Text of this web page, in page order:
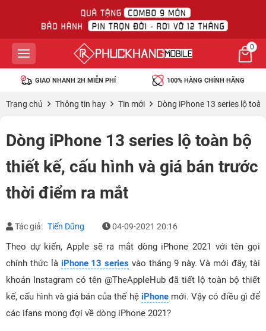
0
GIAO NHANH 2H MIỄN PHÍ 100% HÀNG CHÍNH HÃNG
Trang chủ Thông tin hay Tin mới Dòng iPhone 13 series lộ
Dòng iPhone 13 series lộ toàn bộ
thiết kế, cấu hình và giá bán trước
thời điểm ra mắt
Tác giả: Tiến Dũng 04-09-2021 20:16
Theo dự kiến, Apple sẽ ra mắt dòng iPhone 2021 với tên gọi
chính thức là iPhone 13 series vào tháng 9 này. Và mới đây, tài
khoản Instagram có tên @TheAppleHub đã tiết lộ toàn bộ thiết
kế, cấu hình và giá bán của thế hệ iPhonemới. Vậy có điều gì để
các ifans mong đợi về dòng iPhone 2021?